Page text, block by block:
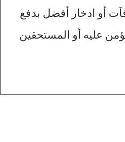
أو ادخار أفضل بدفع
عليه أو المستحقين